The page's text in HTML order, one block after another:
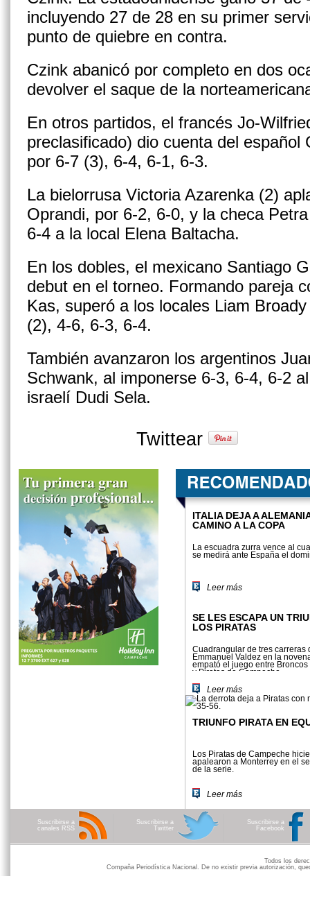
incluyendo 27 de 28 en su primer
punto de quiebre en contra.
Czink abanicó por completo en dos
devolver el saque de la
En otros partidos, el francés Jo-
preclasificado) dio cuenta del español
por 6-7 (3), 6-4, 6-1, 6-3.
La bielorrusa Victoria Azarenka (2)
Oprandi, por 6-2, 6-0, y la checa
6-4 a la local Elena Baltacha.
En los dobles, el mexicano Santiago
debut en el torneo. Formando pareja
Kas, superó a los locales Liam
(2), 4-6, 6-3, 6-4.
También avanzaron los argentinos
Schwank, al imponerse 6-3, 6-4, 6-2
israelí Dudi Sela.
Twittear
ITALIA DEJA A
CAMINO A LA COPA
La escuadra zurra vence al
se medirá ante España el
Leer más
SE LES ESCAPA UN
LOS PIRATAS
Cuadrangular de tres carreras
Emmanuel Valdez en la
empató el juego entre
y Piratas de Campeche.
Leer más
TRIUNFO PIRATA EN
Los Piratas de Campeche
apalearon a Monterrey en el
de la serie.
Leer más
Suscribirse a
canales RSS
Suscribirse a
Twitter
Suscribirse a
Facebook
Todos los
Compaña Periodística Nacional. De no existir previa autorización,